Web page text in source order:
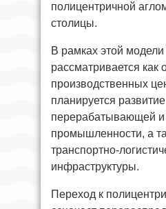
полицентричной
столицы.
В рамках этой
рассматривается как
производственных
планируется развитие
перерабатывающей и
промышленности, а
транспортно-
инфраструктуры.
Переход к